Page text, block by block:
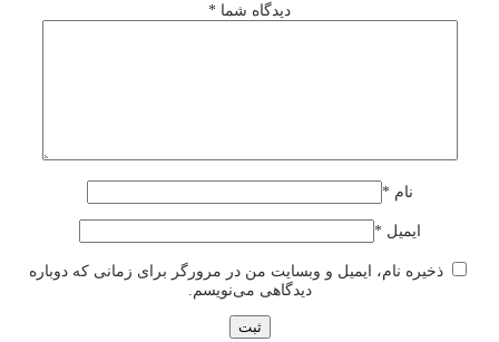
دیدگاه شما *
نام*
ایمیل*
ذخیره نام، ایمیل و وبسایت من در مرورگر برای زمانی که دوباره
دیدگاهی می‌نویسم.